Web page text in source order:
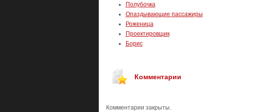
Полубочка
Опаздывающие пассажиры
Роженица
Проектировщик
Борис
Комментарии
Комментарии закрыты.